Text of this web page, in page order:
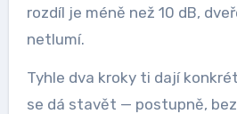
rozdíl je méně než 10 dB,
netlumí.
Tyhle dva kroky ti dají
se dá stavět — postupně,